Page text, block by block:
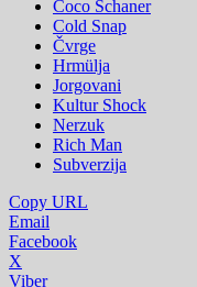
Coco Schaner
Cold Snap
Čvrge
Hrmülja
Jorgovani
Kultur Shock
Nerzuk
Rich Man
Subverzija
Copy URL
Email
Facebook
X
Viber